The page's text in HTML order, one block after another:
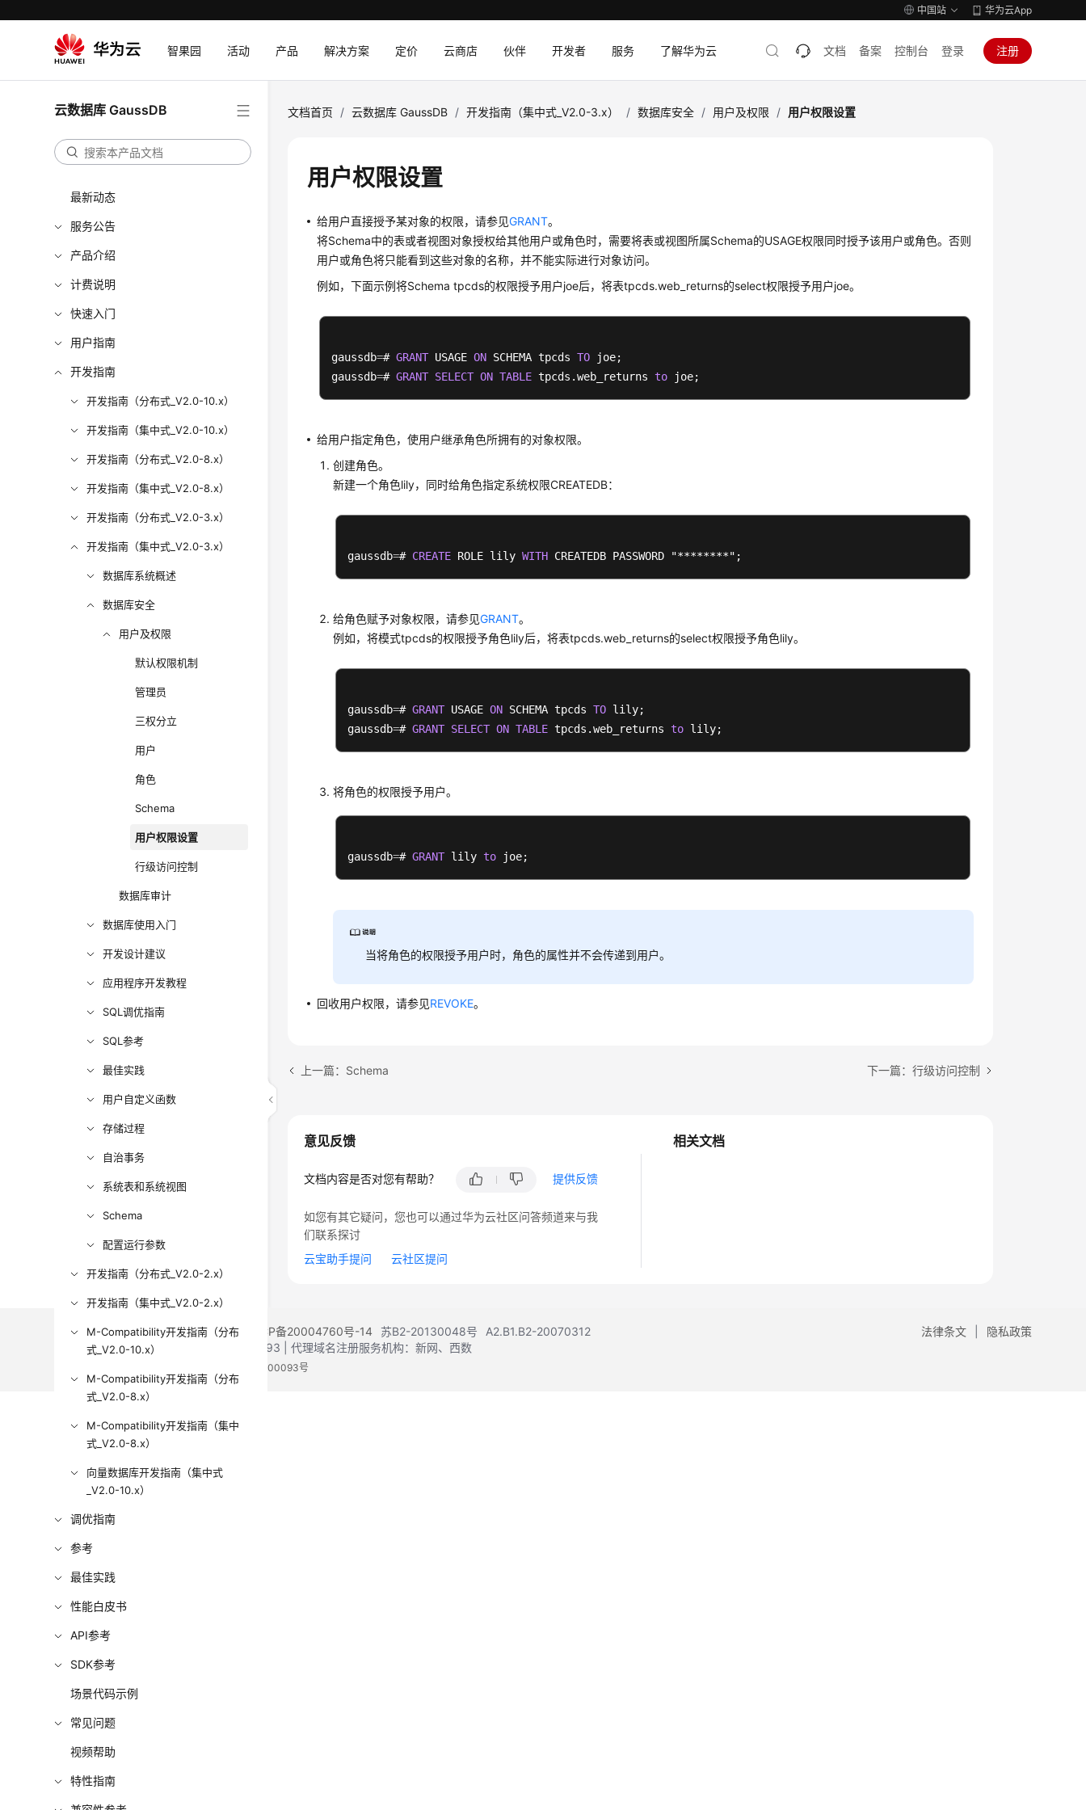
中国站 华为云App
智果园 活动 产品 解决方案 定价 云商店 伙伴 开发者 服务 了解华为云 文档 备案 控制台 登录 注册
云数据库 GaussDB
最新动态
服务公告
产品介绍
计费说明
快速入门
用户指南
开发指南
开发指南（分布式_V2.0-10.x）
开发指南（集中式_V2.0-10.x）
开发指南（分布式_V2.0-8.x）
开发指南（集中式_V2.0-8.x）
开发指南（分布式_V2.0-3.x）
开发指南（集中式_V2.0-3.x）
数据库系统概述
数据库安全
用户及权限
默认权限机制
管理员
三权分立
用户
角色
Schema
用户权限设置
行级访问控制
数据库审计
数据库使用入门
开发设计建议
应用程序开发教程
SQL调优指南
SQL参考
最佳实践
用户自定义函数
存储过程
自治事务
系统表和系统视图
Schema
配置运行参数
开发指南（分布式_V2.0-2.x）
开发指南（集中式_V2.0-2.x）
M-Compatibility开发指南（分布
式_V2.0-10.x）
M-Compatibility开发指南（分布
式_V2.0-8.x）
M-Compatibility开发指南（集中
式_V2.0-8.x）
向量数据库开发指南（集中式
_V2.0-10.x）
调优指南
参考
最佳实践
性能白皮书
API参考
SDK参考
场景代码示例
常见问题
视频帮助
特性指南
文档首页 / 云数据库 GaussDB / 开发指南（集中式_V2.0-3.x） / 数据库安全 / 用户及权限 / 用户权限设置
用户权限设置
给用户直接授予某对象的权限，请参见GRANT。
将Schema中的表或者视图对象授权给其他用户或角色时，需要将表或视图所属Schema的USAGE权限同时授予该用户或角色。否则
用户或角色将只能看到这些对象的名称，并不能实际进行对象访问。
例如，下面示例将Schema tpcds的权限授予用户joe后，将表tpcds.web_returns的select权限授予用户joe。
gaussdb=# GRANT USAGE ON SCHEMA tpcds TO joe;
gaussdb=# GRANT SELECT ON TABLE tpcds.web_returns to
给用户指定角色，使用户继承角色所拥有的对象权限。
创建角色。
新建一个角色lily，同时给角色指定系统权限CREATEDB：
gaussdb=# CREATE ROLE lily WITH
给角色赋予对象权限，请参见GRANT。
例如，将模式tpcds的权限授予角色lily后，将表tpcds.web_returns的select权限授予角色lily。
gaussdb=# GRANT USAGE ON SCHEMA tpcds TO lily;
gaussdb=# GRANT SELECT ON TABLE tpcds.web_returns to
将角色的权限授予用户。
gaussdb=# GRANT lily to
当将角色的权限授予用户时，角色的属性并不会传递到用户。
回收用户权限，请参见REVOKE。
上一篇：Schema 下一篇：行级访问控制
相关文档
意见反馈
文档内容是否对您有帮助？ 提供反馈
如您有其它疑问，您也可以通过华为云社区问答频道来与我
们联系探讨
云宝助手提问
云社区提问
法律条文 隐私政策
©2026 Huaweicloud.com 版权所有 黔ICP备20004760号-14 苏B2-20130048号
A2.B1.B2-20070312
增值电信业务经营许可证：B1.B2-20200593 | 代理域名注册服务机构：新网、西数
贵公网安备 52990002000093号